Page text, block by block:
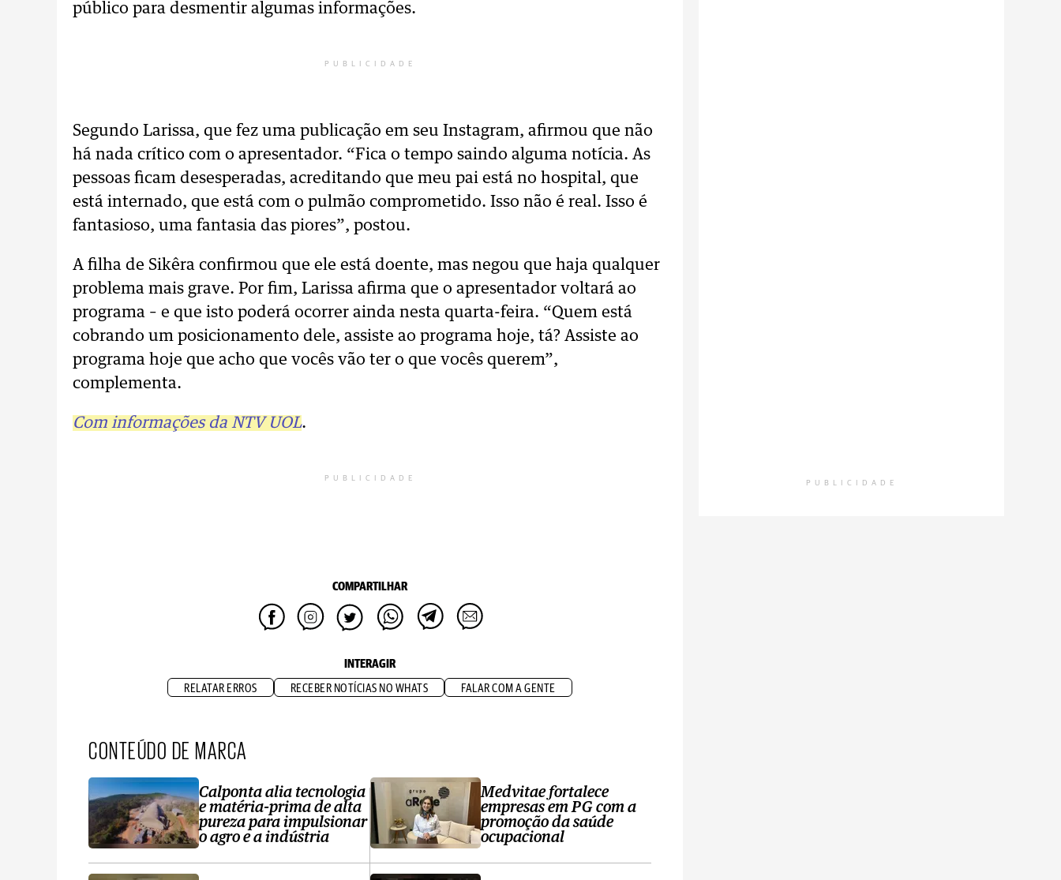
público para desmentir algumas informações.
PUBLICIDADE
Segundo Larissa, que fez uma publicação em seu Instagram, afirmou que não
há nada crítico com o apresentador. “Fica o tempo saindo alguma notícia. As
pessoas ficam desesperadas, acreditando que meu pai está no hospital, que
está internado, que está com o pulmão comprometido. Isso não é real. Isso é
fantasioso, uma fantasia das piores”, postou.
A filha de Sikêra confirmou que ele está doente, mas negou que haja qualquer
problema mais grave. Por fim, Larissa afirma que o apresentador voltará ao
programa – e que isto poderá ocorrer ainda nesta quarta-feira. “Quem está
cobrando um posicionamento dele, assiste ao programa hoje, tá? Assiste ao
programa hoje que acho que vocês vão ter o que vocês querem”,
complementa.
Com informações da NTV UOL.
PUBLICIDADE
COMPARTILHAR
INTERAGIR
RELATAR ERROS RECEBER NOTÍCIAS NO WHATS FALAR COM A GENTE
CONTEÚDO DE MARCA
Calponta alia tecnologia
e matéria-prima de alta
pureza para impulsionar
o agro e a indústria
Medvitae fortalece
empresas em PG com a
promoção da saúde
ocupacional
PUBLICIDADE